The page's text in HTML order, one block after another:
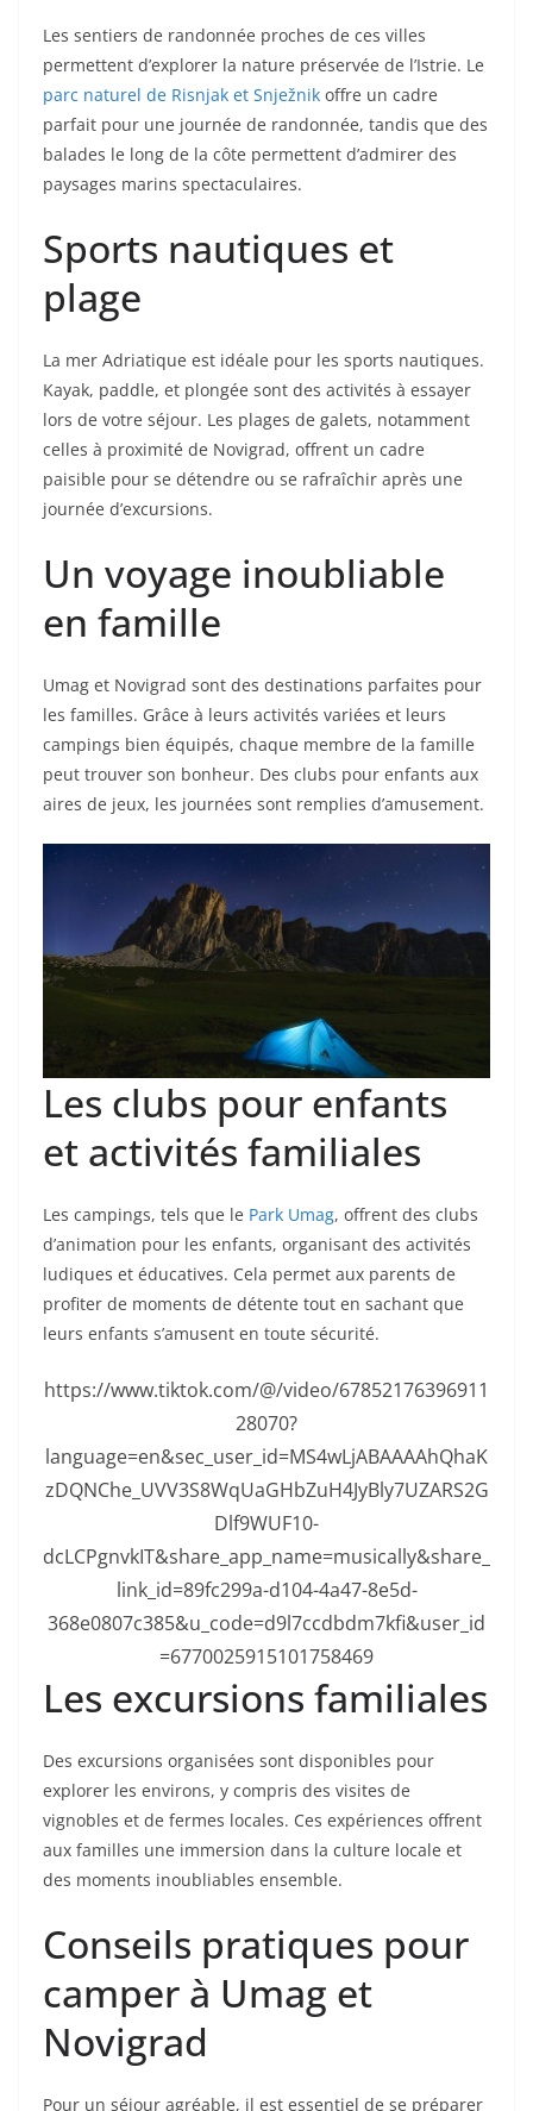
Les sentiers de randonnée proches de ces villes
permettent d’explorer la nature préservée de l’Istrie. Le
parc naturel de Risnjak et Snježnik offre un cadre
parfait pour une journée de randonnée, tandis que des
balades le long de la côte permettent d’admirer des
paysages marins spectaculaires.
Sports nautiques et
plage
La mer Adriatique est idéale pour les sports nautiques.
Kayak, paddle, et plongée sont des activités à essayer
lors de votre séjour. Les plages de galets, notamment
celles à proximité de Novigrad, offrent un cadre
paisible pour se détendre ou se rafraîchir après une
journée d’excursions.
Un voyage inoubliable
en famille
Umag et Novigrad sont des destinations parfaites pour
les familles. Grâce à leurs activités variées et leurs
campings bien équipés, chaque membre de la famille
peut trouver son bonheur. Des clubs pour enfants aux
aires de jeux, les journées sont remplies d’amusement.
Les clubs pour enfants
et activités familiales
Les campings, tels que le Park Umag, offrent des clubs
d’animation pour les enfants, organisant des activités
ludiques et éducatives. Cela permet aux parents de
profiter de moments de détente tout en sachant que
leurs enfants s’amusent en toute sécurité.
https://www.tiktok.com/@/video/67852176396911
28070?
language=en&sec_user_id=MS4wLjABAAAAhQhaK
zDQNChe_UVV3S8WqUaGHbZuH4JyBly7UZARS2G
Dlf9WUF10-
dcLCPgnvkIT&share_app_name=musically&share_
link_id=89fc299a-d104-4a47-8e5d-
368e0807c385&u_code=d9l7ccdbdm7kfi&user_id
=6770025915101758469
Les excursions familiales
Des excursions organisées sont disponibles pour
explorer les environs, y compris des visites de
vignobles et de fermes locales. Ces expériences offrent
aux familles une immersion dans la culture locale et
des moments inoubliables ensemble.
Conseils pratiques pour
camper à Umag et
Novigrad
Pour un séjour agréable, il est essentiel de se préparer